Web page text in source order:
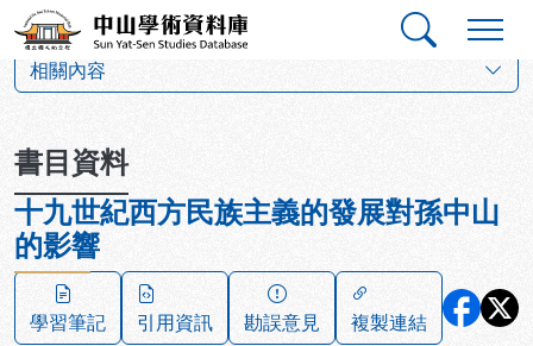
跳到主要內容
中山學術資料庫
相關內容
書目資料
十九世紀西方民族主義的發展對孫中山
的影響
學習筆記 引用資訊 勘誤意見
複製連結